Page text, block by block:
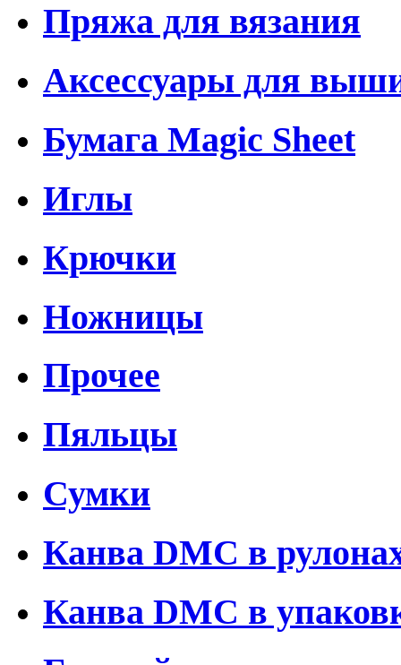
Пряжа для вязания
Аксессуары для
Бумага Magic Sheet
Иглы
Крючки
Ножницы
Прочее
Пяльцы
Сумки
Канва DMC в
Канва DMC в